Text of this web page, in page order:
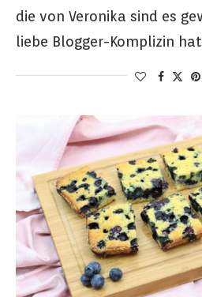
die von Veronika sind es
liebe Blogger-Komplizin